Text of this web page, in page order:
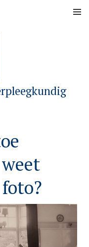
MENU